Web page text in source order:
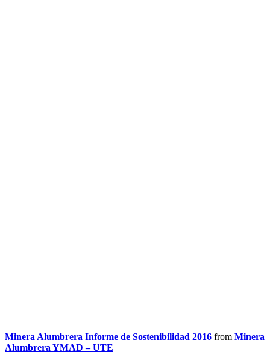
Minera Alumbrera Informe de Sostenibilidad 2016 from Minera
Alumbrera YMAD – UTE